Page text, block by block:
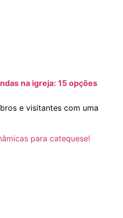
na igreja: 15 opções
e visitantes com uma